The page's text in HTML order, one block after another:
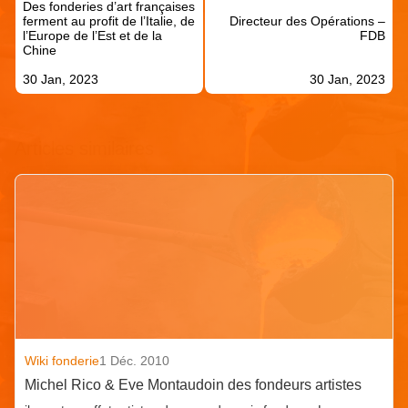
l’article
Des fonderies d’art françaises
ferment au profit de l’Italie, de
l’Europe de l’Est et de la
Chine
30 Jan, 2023
Directeur des Opérations –
FDB
30 Jan, 2023
Wiki fonderie1 Déc. 2010
Michel Rico & Eve Montaudoin des fondeurs artistes